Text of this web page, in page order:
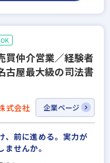
買仲介営業／経験者
古屋最大級の司法書
式会社 企業ページ
、前に進める。実力が
せんか。